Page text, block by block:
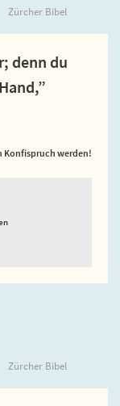
Zürcher Bibel
denn du
Konfispruch werden!
Zürcher Bibel